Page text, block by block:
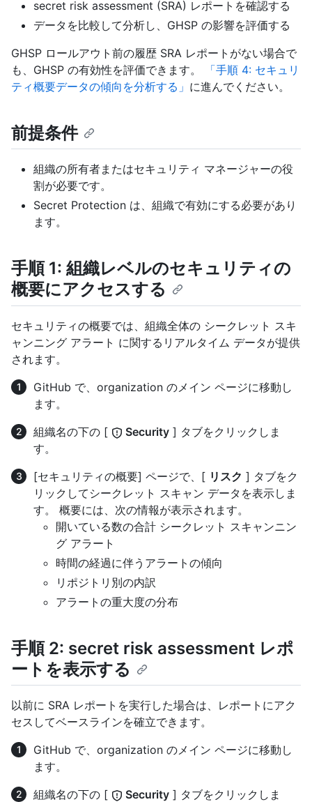
secret risk assessment (SRA) レポートを確認する
データを比較して分析し、GHSP の影響を評価する
GHSP ロールアウト前の履歴 SRA レポートがない場合で
も、GHSP の有効性を評価できます。
「手順 4: セキュリ
ティ概要データの傾向を分析する」 に進んでください。
前提条件
組織の所有者またはセキュリティ マネージャーの役
割が必要です。
Secret Protection は、組織で有効にする必要があり
ます。
手順 1: 組織レベルのセキュリティの
概要にアクセスする
セキュリティの概要では、組織全体の シークレット スキ
ャンニング アラート に関するリアルタイム データが提供
されます。
GitHub で、organization のメイン ページに移動し
ます。
組織名の下の [
Security ] タブをクリックしま
す。
[セキュリティの概要] ページで、[ リスク ] タブをク
リックしてシークレット スキャン データを表示しま
す。 概要には、次の情報が表示されます。
開いている数の合計 シークレット スキャンニン
グ アラート
時間の経過に伴うアラートの傾向
リポジトリ別の内訳
アラートの重大度の分布
手順 2: secret risk assessment レポ
ートを表示する
以前に SRA レポートを実行した場合は、レポートにアク
セスしてベースラインを確立できます。
GitHub で、organization のメイン ページに移動し
ます。
組織名の下の [
Security ] タブをクリックしま